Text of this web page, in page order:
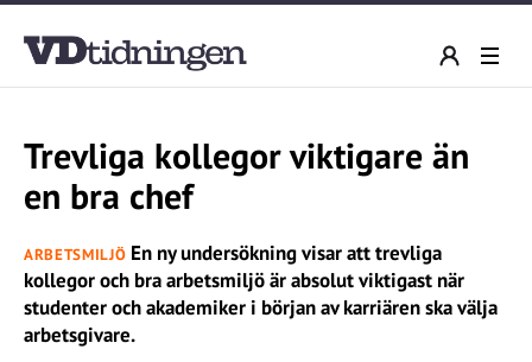
Trevliga kollegor viktigare än
en bra chef
ARBETSMILJÖ En ny undersökning visar att trevliga
kollegor och bra arbetsmiljö är absolut viktigast när
studenter och akademiker i början av karriären ska välja
arbetsgivare.